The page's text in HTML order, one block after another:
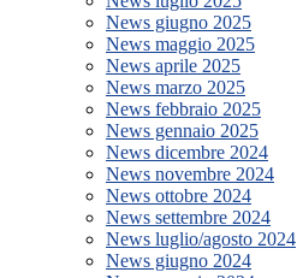
News giugno 2025
News maggio 2025
News aprile 2025
News marzo 2025
News febbraio 2025
News gennaio 2025
News dicembre 2024
News novembre 2024
News ottobre 2024
News settembre 2024
News luglio/agosto 2024
News giugno 2024